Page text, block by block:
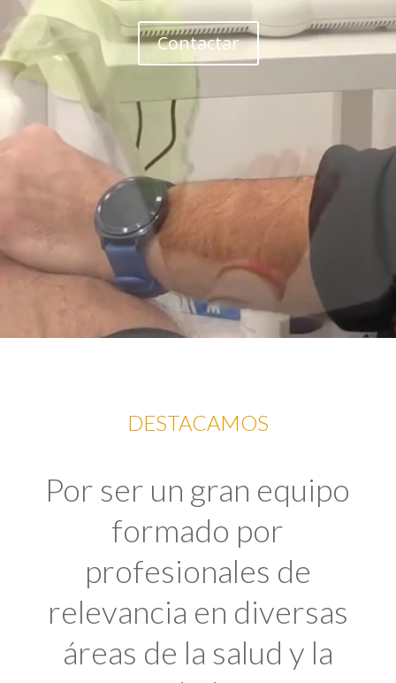
Contactar
DESTACAMOS
Por ser un gran equipo
formado por
profesionales de
relevancia en diversas
áreas de la salud y la